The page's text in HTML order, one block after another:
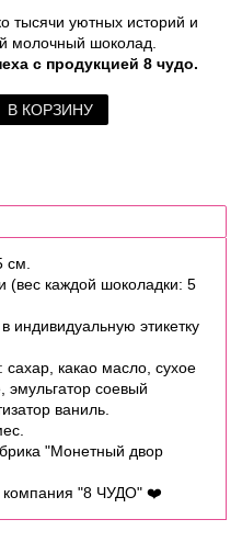
тысячи уютных историй и
молочный шоколад.
с продукцией 8 чудо.
В КОРЗИНУ
см.
(вес каждой шоколадки: 5
индивидуальную этикетку
какао масло, сухое
эмульгатор соевый
ваниль.
"Монетный двор
компания "8 ЧУДО" ❤️